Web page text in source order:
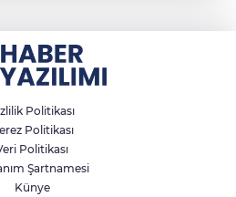
Politikası
Politikası
Politikası
Şartnamesi
Künye